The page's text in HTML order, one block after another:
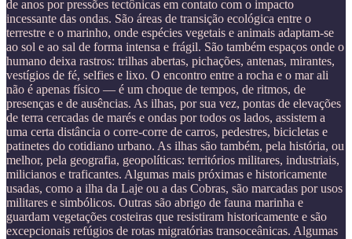
de anos por pressões tectônicas em contato com o impacto
incessante das ondas. São áreas de transição ecológica entre o
terrestre e o marinho, onde espécies vegetais e animais adaptam-se
ao sol e ao sal de forma intensa e frágil. São também espaços onde o
humano deixa rastros: trilhas abertas, pichações, antenas, mirantes,
vestígios de fé, selfies e lixo. O encontro entre a rocha e o mar ali
não é apenas físico — é um choque de tempos, de ritmos, de
presenças e de ausências. As ilhas, por sua vez, pontas de elevações
de terra cercadas de marés e ondas por todos os lados, assistem a
uma certa distância o corre-corre de carros, pedestres, bicicletas e
patinetes do cotidiano urbano. As ilhas são também, pela história, ou
melhor, pela geografia, geopolíticas: territórios militares, industriais,
milicianos e traficantes. Algumas mais próximas e historicamente
usadas, como a ilha da Laje ou a das Cobras, são marcadas por usos
militares e simbólicos. Outras são abrigo de fauna marinha e
guardam vegetações costeiras que resistiram historicamente e são
excepcionais refúgios de rotas migratórias transoceânicas. Algumas